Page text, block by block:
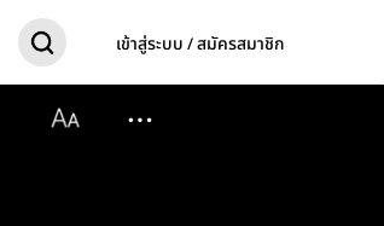
เข้าสู่ระบบ / สมัครสมาชิก